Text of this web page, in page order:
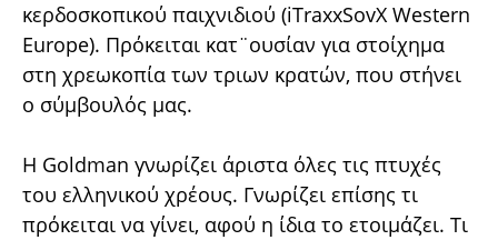
κερδοσκοπικού παιχνιδιού (iTraxxSovX Western
Europe). Πρόκειται κατ¨ουσίαν για στοίχημα
στη χρεωκοπία των τριων κρατών, που στήνει
ο σύμβουλός μας.
H Goldman γνωρίζει άριστα όλες τις πτυχές
του ελληνικού χρέους. Γνωρίζει επίσης τι
πρόκειται να γίνει, αφού η ίδια το ετοιμάζει. Τι